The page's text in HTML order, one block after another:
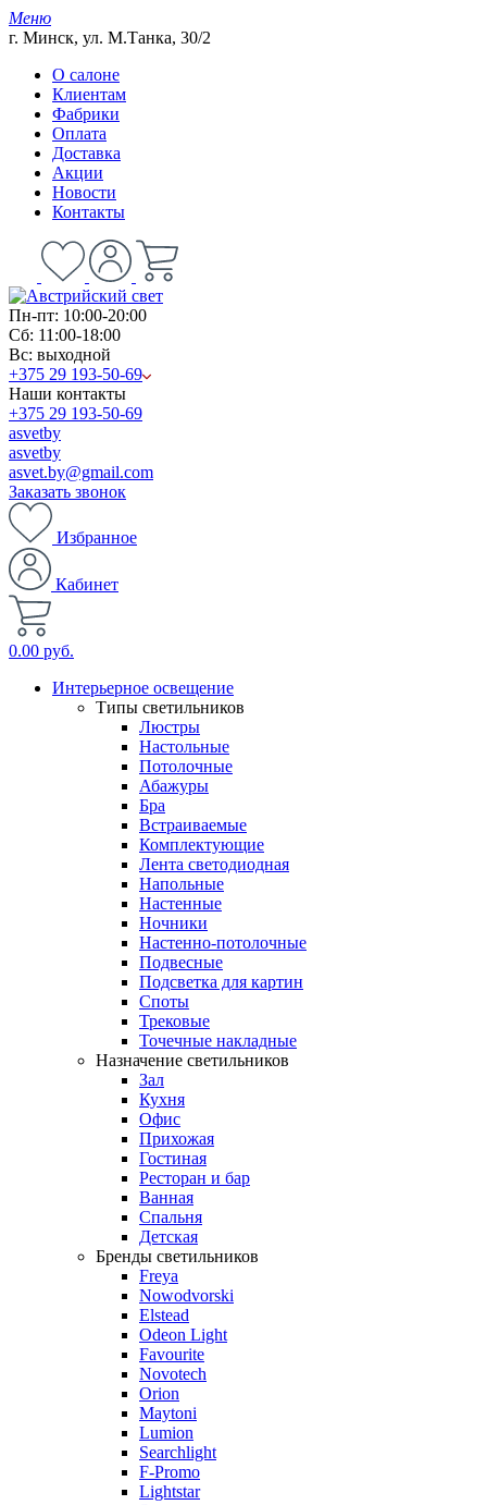
Меню
г. Минск, ул. М.Танка, 30/2
О салоне
Клиентам
Фабрики
Оплата
Доставка
Акции
Новости
Контакты
Пн-пт: 10:00-20:00
Сб: 11:00-18:00
Вс: выходной
+375 29 193-50-69
Наши контакты
+375 29 193-50-69
asvetby
asvetby
asvet.by@gmail.com
Заказать звонок
Избранное
Кабинет
0.00 руб.
Интерьерное освещение
Типы светильников
Люстры
Настольные
Потолочные
Абажуры
Бра
Встраиваемые
Комплектующие
Лента светодиодная
Напольные
Настенные
Ночники
Настенно-потолочные
Подвесные
Подсветка для картин
Споты
Трековые
Точечные накладные
Назначение светильников
Зал
Кухня
Офис
Прихожая
Гостиная
Ресторан и бар
Ванная
Спальня
Детская
Бренды светильников
Freya
Nowodvorski
Elstead
Odeon Light
Favourite
Novotech
Orion
Maytoni
Lumion
Searchlight
F-Promo
Lightstar